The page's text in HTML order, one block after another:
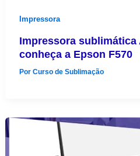
Impressora
Impressora sublimática
conheça a Epson F570
PorCurso de Sublimação